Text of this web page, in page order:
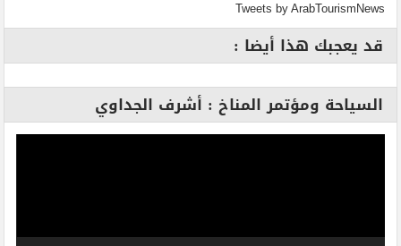
Tweets by ArabTourismNews
قد يعجبك هذا أيضا :
السياحة ومؤتمر المناخ : أشرف الجداوي